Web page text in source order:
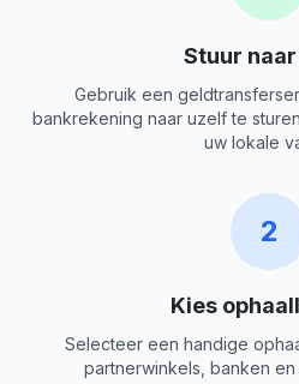
Stuur
Gebruik een
bankrekening naar uzelf te
uw lokale
2
Kies
Selecteer een handige
partnerwinkels, banken